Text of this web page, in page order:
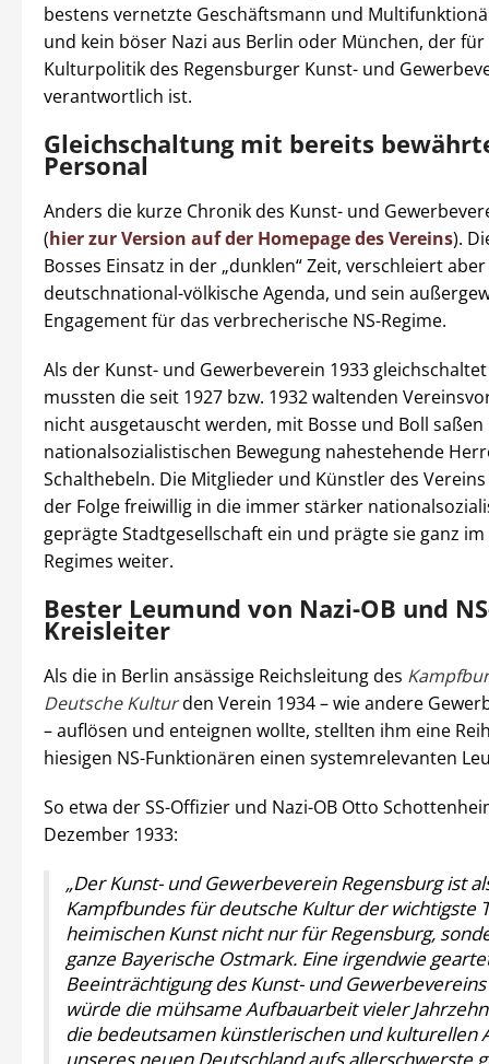
bestens vernetzte Geschäftsmann und
und kein böser Nazi aus Berlin oder München, der für
Kulturpolitik des Regensburger Kunst- und
verantwortlich ist.
Gleichschaltung mit bereits
Personal
Anders die kurze Chronik des Kunst- und
(hier zur Version auf der Homepage des Vereins).
Bosses Einsatz in der „dunklen“ Zeit, verschleiert
deutschnational-völkische Agenda, und sein
Engagement für das verbrecherische NS-Regime.
Als der Kunst- und Gewerbeverein 1933
mussten die seit 1927 bzw. 1932 waltenden
nicht ausgetauscht werden, mit Bosse und Boll
nationalsozialistischen Bewegung nahestehende
Schalthebeln. Die Mitglieder und Künstler des
der Folge freiwillig in die immer stärker
geprägte Stadtgesellschaft ein und prägte sie ganz im
Regimes weiter.
Bester Leumund von Nazi-OB und
Kreisleiter
Als die in Berlin ansässige Reichsleitung des
Deutsche Kulturden Verein 1934 – wie andere
– auflösen und enteignen wollte, stellten ihm eine
hiesigen NS-Funktionären einen systemrelevanten
So etwa der SS-Offizier und Nazi-OB Otto
Dezember 1933:
„Der Kunst- und Gewerbeverein Regensburg ist
Kampfbundes für deutsche Kultur der wichtigste
heimischen Kunst nicht nur für Regensburg,
ganze Bayerische Ostmark. Eine irgendwie
Beeinträchtigung des Kunst- und
würde die mühsame Aufbauarbeit vieler
die bedeutsamen künstlerischen und kulturellen